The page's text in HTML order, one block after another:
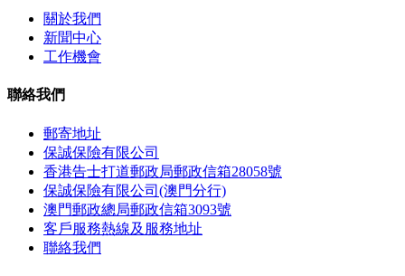
關於我們
新聞中心
工作機會
聯絡我們
郵寄地址
保誠保險有限公司
香港告士打道郵政局郵政信箱28058號
保誠保險有限公司(澳門分行)
澳門郵政總局郵政信箱3093號
客戶服務熱線及服務地址
聯絡我們